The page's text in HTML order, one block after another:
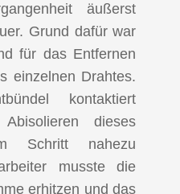
äußerst
Grund dafür war
für das Entfernen
einzelnen Drahtes.
kontaktiert
dieses
Schritt nahezu
musste die
erhitzen und das